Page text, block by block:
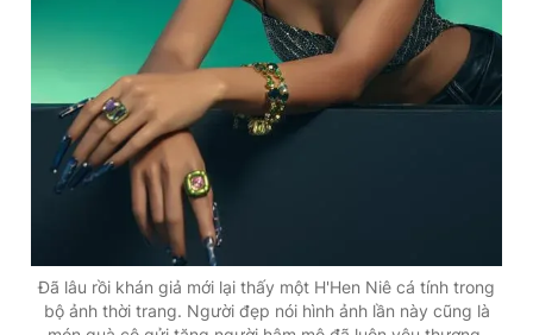
Đã lâu rồi khán giả mới lại thấy một H'Hen Niê cá tính trong
bộ ảnh thời trang. Người đẹp nói hình ảnh lần này cũng là